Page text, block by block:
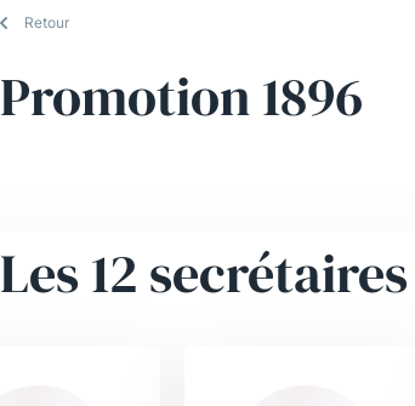
Retour
Promotion 1896
Les 12 secrétaires